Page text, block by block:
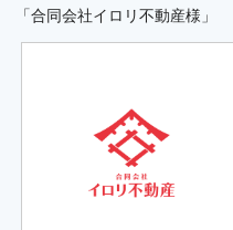
「合同会社イロリ不動産様」